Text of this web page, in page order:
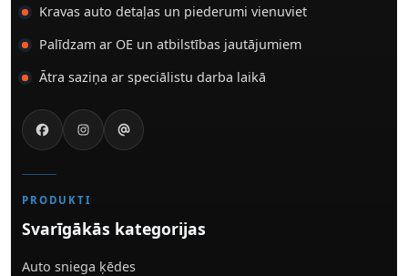
Kravas auto detaļas un piederumi vienuviet
Palīdzam ar OE un atbilstības jautājumiem
Ātra saziņa ar speciālistu darba laikā
PRODUKTI
Svarīgākās kategorijas
Auto sniega ķēdes